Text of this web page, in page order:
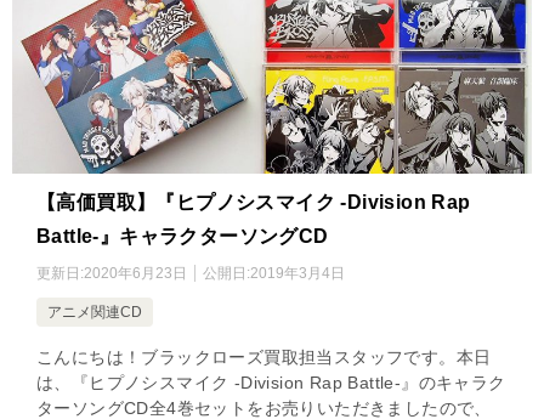
【高価買取】『ヒプノシスマイク -Division Rap
Battle-』キャラクターソングCD
更新日:2020年6月23日 公開日:2019年3月4日
アニメ関連CD
こんにちは！ブラックローズ買取担当スタッフです。本日
は、『ヒプノシスマイク -Division Rap Battle-』のキャラク
ターソングCD全4巻セットをお売りいただきましたので、